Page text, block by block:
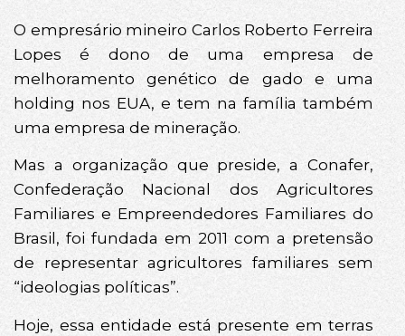
O empresário mineiro Carlos Roberto Ferreira
Lopes é dono de uma empresa de
melhoramento genético de gado e uma
holding nos EUA, e tem na família também
uma empresa de mineração.
Mas a organização que preside, a Conafer,
Confederação Nacional dos Agricultores
Familiares e Empreendedores Familiares do
Brasil, foi fundada em 2011 com a pretensão
de representar agricultores familiares sem
“ideologias políticas”.
Hoje, essa entidade está presente em terras